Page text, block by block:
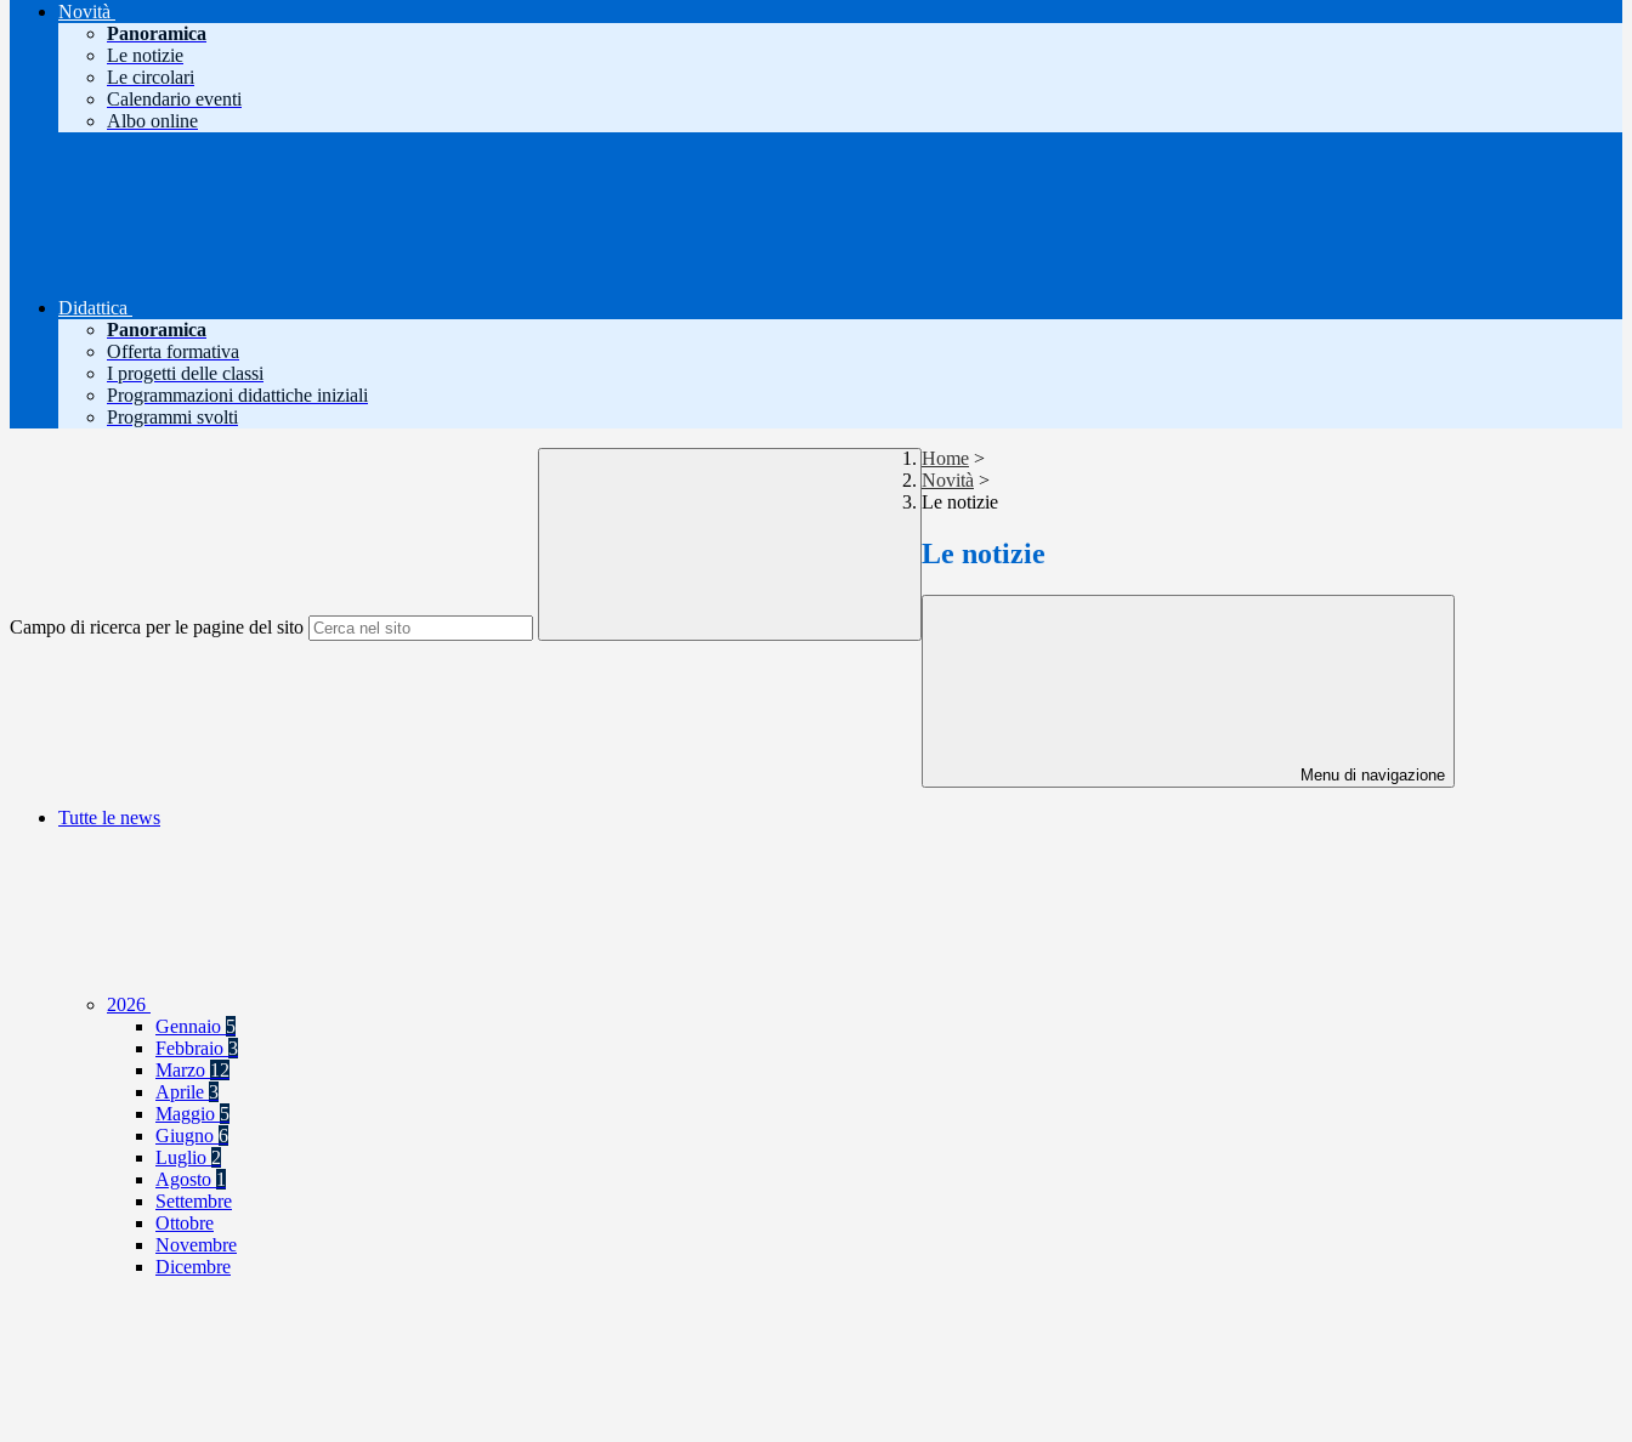
Novità
Panoramica
Le notizie
Le circolari
Calendario eventi
Albo online
Didattica
Panoramica
Offerta formativa
I progetti delle classi
Programmazioni didattiche iniziali
Programmi svolti
Campo di ricerca per le pagine del sito
Home >
Novità >
Le notizie
Le notizie
Menu di navigazione
Tutte le news
2026
Gennaio 5
Febbraio 3
Marzo 12
Aprile 3
Maggio 5
Giugno 6
Luglio 2
Agosto 1
Settembre
Ottobre
Novembre
Dicembre